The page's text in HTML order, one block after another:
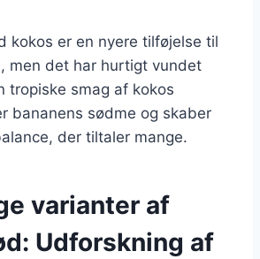
kokos er en nyere tilføjelse til
men det har hurtigt vundet
tropiske smag af kokos
bananens sødme og skaber
der tiltaler mange.
varianter af
Udforskning af